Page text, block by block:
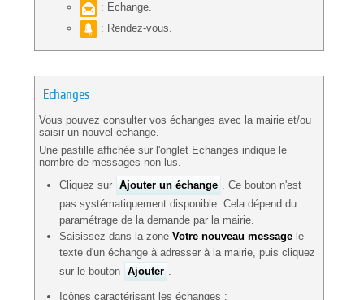
: Echange.
: Rendez-vous.
Echanges
Vous pouvez consulter vos échanges avec la mairie et/ou
saisir un nouvel échange.
Une pastille affichée sur l'onglet Echanges indique le
nombre de messages non lus.
Cliquez sur Ajouter un échange . Ce bouton n'est
pas systématiquement disponible. Cela dépend du
paramétrage de la demande par la mairie.
Saisissez dans la zone Votre nouveau messagele
texte d'un échange à adresser à la mairie, puis cliquez
sur le bouton Ajouter .
Icônes caractérisant les échanges :